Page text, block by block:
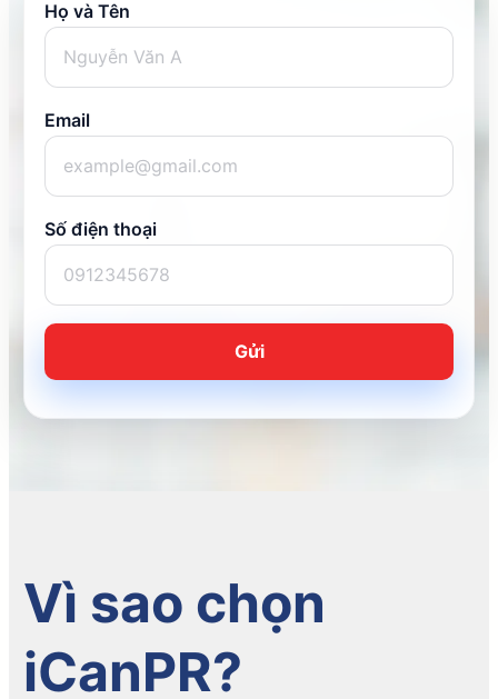
Họ và Tên
Email
Số điện thoại
Vì sao chọn
iCanPR?